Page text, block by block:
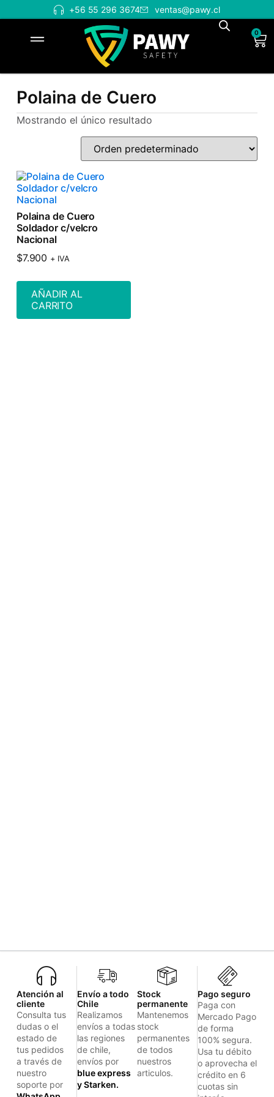
+56 55 296 3674 ventas@pawy.cl
0
Polaina de Cuero
Mostrando el único resultado
Polaina de Cuero
Soldador c/velcro
Nacional
$7.900 + IVA
AÑADIR AL
CARRITO
Atención al
cliente
Consulta tus
dudas o el
estado de
tus pedidos
a través de
nuestro
soporte por
Envío a todo
Chile
Realizamos
envíos a todas
las regiones
de chile,
envíos por
blue express
y Starken.
Stock
permanente
Mantenemos
stock
permanentes
de todos
nuestros
articulos.
Pago seguro
Paga con
Mercado Pago
de forma
100% segura.
Usa tu débito
o aprovecha el
crédito en 6
cuotas sin